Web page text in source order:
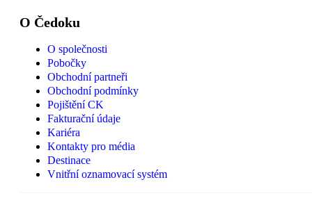
O Čedoku
O společnosti
Pobočky
Obchodní partneři
Obchodní podmínky
Pojištění CK
Fakturační údaje
Kariéra
Kontakty pro média
Destinace
Vnitřní oznamovací systém